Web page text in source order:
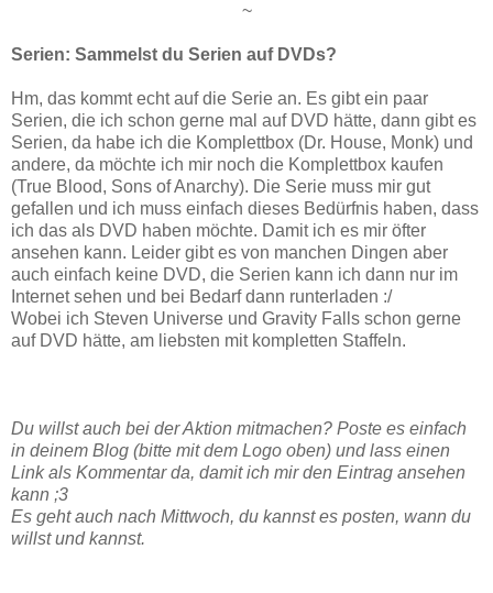
~
Serien: Sammelst du Serien auf DVDs?
Hm, das kommt echt auf die Serie an. Es gibt ein paar
Serien, die ich schon gerne mal auf DVD hätte, dann gibt es
Serien, da habe ich die Komplettbox (Dr. House, Monk) und
andere, da möchte ich mir noch die Komplettbox kaufen
(True Blood, Sons of Anarchy). Die Serie muss mir gut
gefallen und ich muss einfach dieses Bedürfnis haben, dass
ich das als DVD haben möchte. Damit ich es mir öfter
ansehen kann. Leider gibt es von manchen Dingen aber
auch einfach keine DVD, die Serien kann ich dann nur im
Internet sehen und bei Bedarf dann runterladen :/
Wobei ich Steven Universe und Gravity Falls schon gerne
auf DVD hätte, am liebsten mit kompletten Staffeln.
Du willst auch bei der Aktion mitmachen? Poste es einfach
in deinem Blog (bitte mit dem Logo oben) und lass einen
Link als Kommentar da, damit ich mir den Eintrag ansehen
kann ;3
Es geht auch nach Mittwoch, du kannst es posten, wann du
willst und kannst.